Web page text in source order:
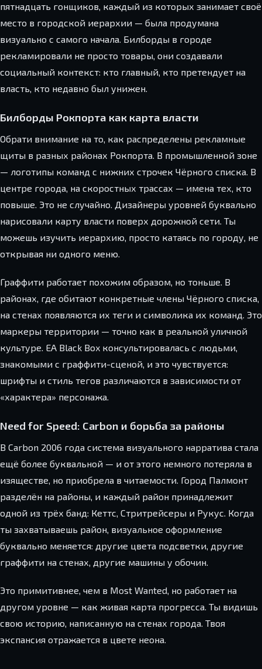
пятнадцать гонщиков, каждый из которых занимает своё
место в городской иерархии — была продумана
визуально с самого начала. Билборды в городе
рекламировали не просто товары, они создавали
социальный контекст: кто главный, кто претендует на
власть, кто недавно был унижен.
Билборды Рокпорта как карта власти
Обрати внимание на то, как распределены рекламные
щиты в разных районах Рокпорта. В промышленной зоне
— логотипы команд с нижних строчек Чёрного списка. В
центре города, на скоростных трассах — имена тех, кто
повыше. Это не случайно. Дизайнеры уровней буквально
нарисовали карту власти поверх дорожной сети. Ты
можешь изучить иерархию, просто катаясь по городу, не
открывая ни одного меню.
Граффити работает похожим образом, но тоньше. В
районах, где обитают конкретные члены Чёрного списка,
на стенах появляются их теги и символика их команд. Это
маркеры территории — точно как в реальной уличной
культуре. EA Black Box консультировалась с людьми,
знакомыми с граффити-сценой, и это чувствуется:
шрифты и стиль тегов различаются в зависимости от
«характера» персонажа.
Need for Speed: Carbon и борьба за районы
В Carbon 2006 года система визуального нарратива стала
ещё более буквальной — и от этого немного потеряла в
изяществе, но приобрела в читаемости. Город Палмонт
разделён на районы, и каждый район принадлежит
одной из трёх банд: Кеттс, Стритрейсеры и Рукус. Когда
ты захватываешь район, визуальное оформление
буквально меняется: другие цвета подсветки, другие
граффити на стенах, другие машины у обочин.
Это примитивнее, чем в Most Wanted, но работает на
другом уровне — как живая карта прогресса. Ты видишь
свою историю, написанную на стенах города. Твоя
экспансия отражается в цвете неона.